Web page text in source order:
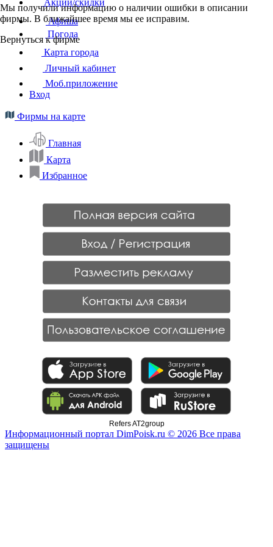
Мы получили информацию о наличии ошибки в описании
фирмы. В ближайшее время мы ее исправим.
Вернуться к фирме
Афиша
Погода
Карта города
Личный кабинет
Моб.приложение
Вход
Фирмы на карте
Главная
Карта
Избранное
Refers AT2group
Информационный портал DimPoisk.ru © 2026 Все права
защищены